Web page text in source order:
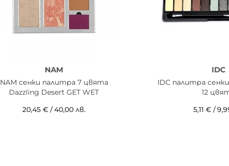
NAM
NAM сенки палитра 7 цвята
Dazzling Desert GET WET
20,45 € /40,00 лв.
IDC
IDC палитра
12
5,11 €/